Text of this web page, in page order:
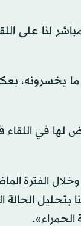
لنا على
ما يخسرونه،
لها في اللقاء
الفترة
الحالة